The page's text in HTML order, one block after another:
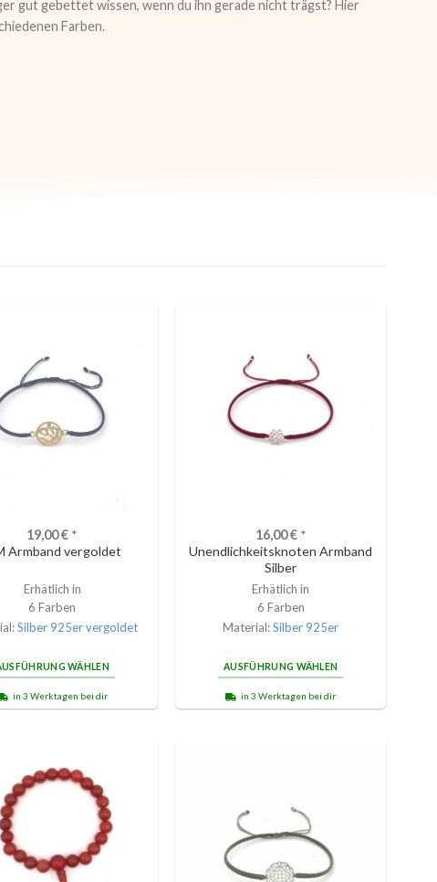
gut gebettet wissen, wenn du ihn gerade nicht trägst? Hier
Farben.
19,00€ *
Armband vergoldet
Erhätlich in
6 Farben
Silber 925er vergoldet
WÄHLEN
in 3 Werktagen bei dir
16,00€*
Unendlichkeitsknoten Armband
Silber
Erhätlich in
6 Farben
Material:Silber 925er
AUSFÜHRUNG WÄHLEN
in 3 Werktagen bei dir